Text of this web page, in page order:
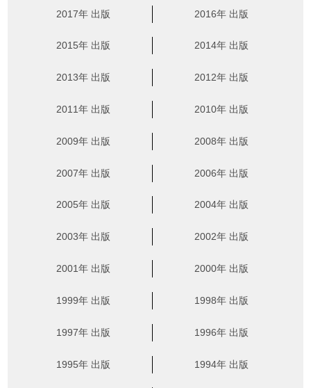
2017年 出版 2016年 出版
2015年 出版 2014年 出版
2013年 出版 2012年 出版
2011年 出版 2010年 出版
2009年 出版 2008年 出版
2007年 出版 2006年 出版
2005年 出版 2004年 出版
2003年 出版 2002年 出版
2001年 出版 2000年 出版
1999年 出版 1998年 出版
1997年 出版 1996年 出版
1995年 出版 1994年 出版